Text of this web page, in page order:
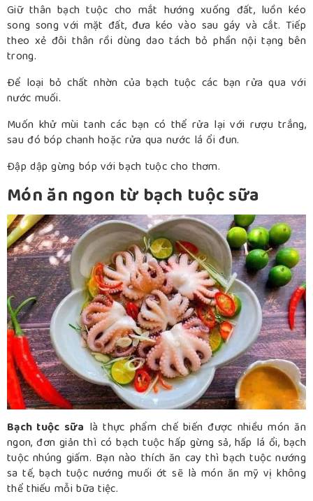
Giữ thân bạch tuộc cho mắt hướng xuống đất, luồn kéo
song song với mặt đất, đưa kéo vào sau gáy và cắt. Tiếp
theo xẻ đôi thân rồi dùng dao tách bỏ phần nội tạng bên
trong.
Để loại bỏ chất nhờn của bạch tuộc các bạn rửa qua với
nước muối.
Muốn khử mùi tanh các bạn có thể rửa lại với rượu trắng,
sau đó bóp chanh hoặc rửa qua nước lá ổi đun.
Đập dập gừng bóp với bạch tuộc cho thơm.
Món ăn ngon từ bạch tuộc sữa
Bạch tuộc sữa là thực phẩm chế biến được nhiều món ăn
ngon, đơn giản thì có bạch tuộc hấp gừng sả, hấp lá ổi, bạch
tuộc nhúng giấm. Bạn nào thích ăn cay thì bạch tuộc nướng
sa tế, bạch tuộc nướng muối ớt sẽ là món ăn mỹ vị không
thể thiếu mỗi bữa tiệc.